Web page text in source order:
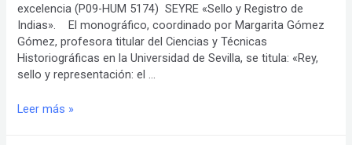
excelencia (P09-HUM 5174) SEYRE «Sello y Registro de
Indias». El monográfico, coordinado por Margarita Gómez
Gómez, profesora titular del Ciencias y Técnicas
Historiográficas en la Universidad de Sevilla, se titula: «Rey,
sello y representación: el …
Rey,
Leer más »